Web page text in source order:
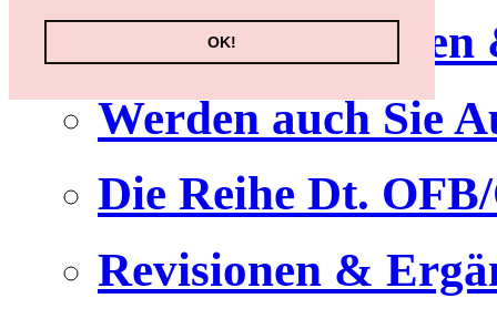
OK!
Werden auch Sie
Die Reihe Dt.
Revisionen &